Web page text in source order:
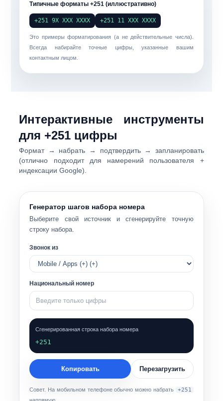
Типичные форматы +251 (иллюстративно)
+251 9Х ХХХ ХХХХ +251 11 ХХХ ХХХХ
Это примеры форматирования (а не действительные числа).
Всегда набирайте точные цифры, указанные вашим
контактным лицом.
Интерактивные инструменты
для +251 цифры
Формат → набрать → подтвердить → запланировать
(отлично подходит для намерений пользователя +
индексации Google).
Генератор шагов набора номера
Выберите свой источник и сгенерируйте точную
строку набора.
Звонок из
Национальный номер
Сгенерированная строка набора номера
+251
Копировать Перезагрузить
Совет. На мобильном телефоне обычно можно набрать +251